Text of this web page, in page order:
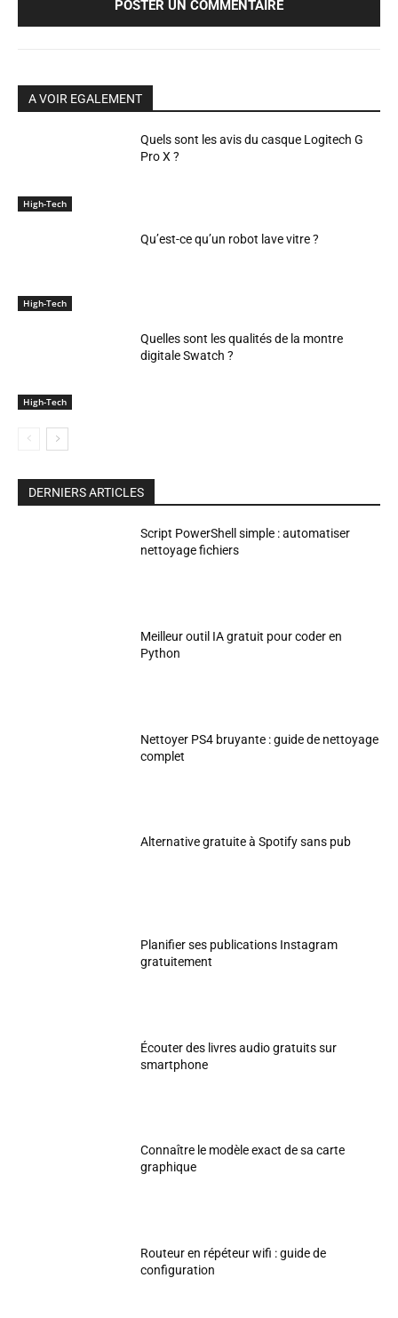
A VOIR EGALEMENT
High-Tech
Quels sont les avis du casque Logitech G
Pro X ?
High-Tech
Qu’est-ce qu’un robot lave vitre ?
High-Tech
Quelles sont les qualités de la montre
digitale Swatch ?
DERNIERS ARTICLES
Script PowerShell simple : automatiser
nettoyage fichiers
Meilleur outil IA gratuit pour coder en
Python
Nettoyer PS4 bruyante : guide de nettoyage
complet
Alternative gratuite à Spotify sans pub
Planifier ses publications Instagram
gratuitement
Écouter des livres audio gratuits sur
smartphone
Connaître le modèle exact de sa carte
graphique
Routeur en répéteur wifi : guide de
configuration